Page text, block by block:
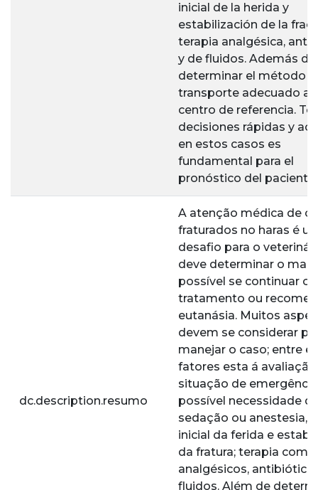
inicial de la herida y
estabilización de la
terapia analgésica,
y de fluidos. Además de
determinar el método
transporte adecuado a
centro de referencia.
decisiones rápidas y
en estos casos es
fundamental para el
pronóstico del paciente.
dc.description.resumo
A atenção médica de
fraturados no haras é
desafio para o
deve determinar o
possível se continuar
tratamento ou
eutanásia. Muitos
devem se considerar
manejar o caso; entre
fatores esta á
situação de
possível necessidade
sedação ou anestesia,
inicial da ferida e
da fratura; terapia com
analgésicos,
fluidos. Além de